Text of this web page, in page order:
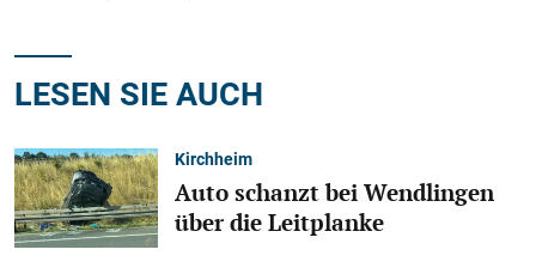
LESEN SIE AUCH
Kirchheim
Auto schanzt bei Wendlingen
über die Leitplanke